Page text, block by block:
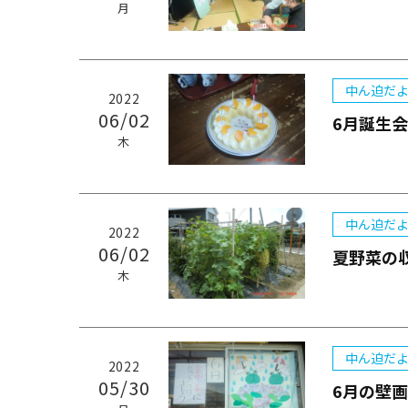
月
2022
06/02
木
中ん迫だ
6月誕生会
2022
06/02
木
中ん迫だ
夏野菜の
2022
05/30
中ん迫だ
6月の壁画